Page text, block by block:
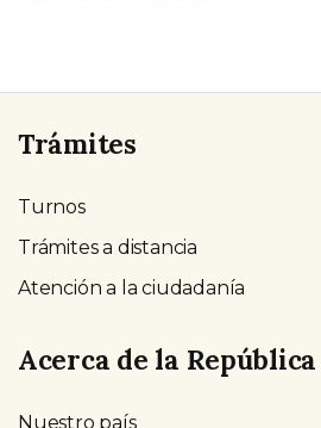
Trámites
Turnos
Trámites a distancia
Atención a la ciudadanía
Acerca de la
Nuestro país